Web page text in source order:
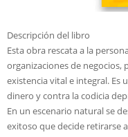
Descripción del libro
Esta obra rescata a la
organizaciones de negocios,
existencia vital e integral. Es
dinero y contra la codicia
En un escenario natural se
exitoso que decide retirarse